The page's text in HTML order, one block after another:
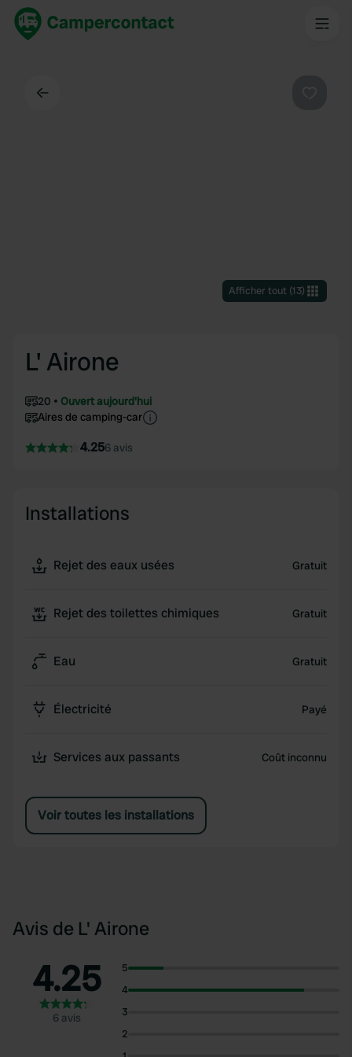
Afficher tout(13)
L' Airone
20
Ouvert aujourd'hui
Aires de camping-car
4.256 avis
Installations
Rejet des eaux usées Gratuit
Rejet des toilettes chimiques Gratuit
Eau Gratuit
Électricité Payé
Services aux passants Coût inconnu
Voir toutes les installations
Avis de L' Airone
4.25
6 avis
5
4
3
2